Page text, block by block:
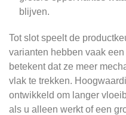
blijven.
Tot slot speelt de
varianten hebben vaak
betekent dat ze meer
vlak te trekken.
ontwikkeld om langer
als u alleen werkt of een